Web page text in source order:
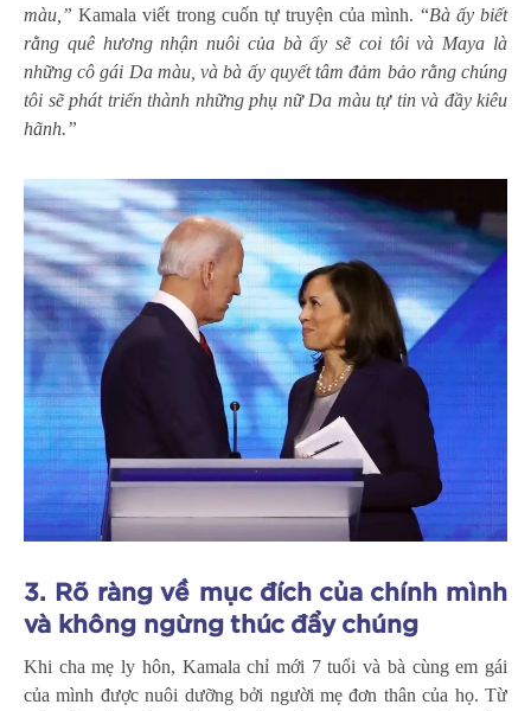
màu,” Kamala viết trong cuốn tự truyện của mình. “Bà ấy biết
rằng quê hương nhận nuôi của bà ấy sẽ coi tôi và Maya là
những cô gái Da màu, và bà ấy quyết tâm đảm bảo rằng chúng
tôi sẽ phát triển thành những phụ nữ Da màu tự tin và đầy kiêu
hãnh.”
3. Rõ ràng về mục đích của chính mình
và không ngừng thúc đẩy chúng
Khi cha mẹ ly hôn, Kamala chỉ mới 7 tuổi và bà cùng em gái
của mình được nuôi dưỡng bởi người mẹ đơn thân của họ. Từ